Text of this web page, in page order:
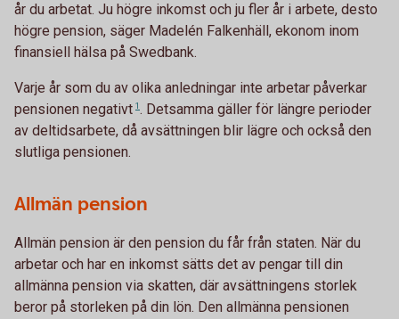
år du arbetat. Ju högre inkomst och ju fler år i arbete, desto
högre pension, säger Madelén Falkenhäll, ekonom inom
finansiell hälsa på Swedbank.
Varje år som du av olika anledningar inte arbetar påverkar
pensionen negativt 1. Detsamma gäller för längre perioder
av deltidsarbete, då avsättningen blir lägre och också den
slutliga pensionen.
Allmän pension
Allmän pension är den pension du får från staten. När du
arbetar och har en inkomst sätts det av pengar till din
allmänna pension via skatten, där avsättningens storlek
beror på storleken på din lön. Den allmänna pensionen